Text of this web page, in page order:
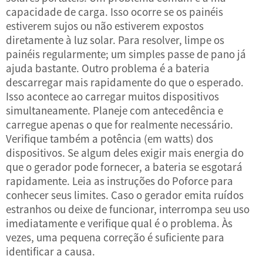
capacidade de carga. Isso ocorre se os painéis
estiverem sujos ou não estiverem expostos
diretamente à luz solar. Para resolver, limpe os
painéis regularmente; um simples passe de pano já
ajuda bastante. Outro problema é a bateria
descarregar mais rapidamente do que o esperado.
Isso acontece ao carregar muitos dispositivos
simultaneamente. Planeje com antecedência e
carregue apenas o que for realmente necessário.
Verifique também a potência (em watts) dos
dispositivos. Se algum deles exigir mais energia do
que o gerador pode fornecer, a bateria se esgotará
rapidamente. Leia as instruções do Poforce para
conhecer seus limites. Caso o gerador emita ruídos
estranhos ou deixe de funcionar, interrompa seu uso
imediatamente e verifique qual é o problema. Às
vezes, uma pequena correção é suficiente para
identificar a causa.